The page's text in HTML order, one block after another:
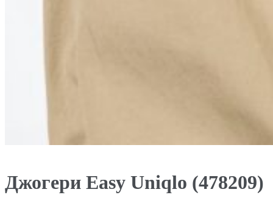
Джогери Easy Uniqlo (478209)